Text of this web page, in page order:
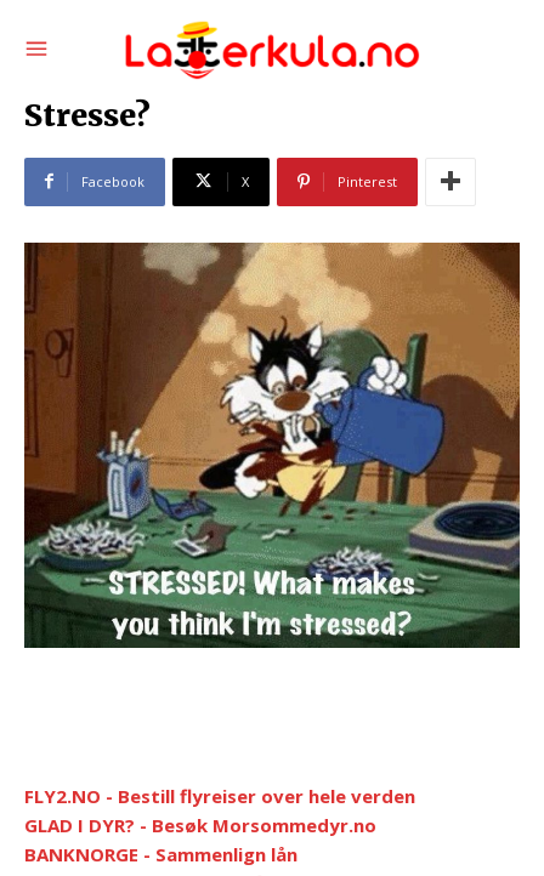
Stresse?
Facebook X Pinterest
FLY2.NO - Bestill flyreiser over hele verden
GLAD I DYR? - Besøk Morsommedyr.no
BANKNORGE - Sammenlign lån